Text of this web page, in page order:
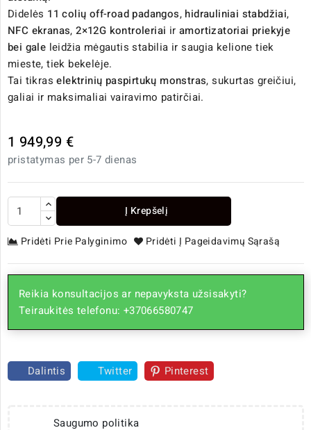
Didelės 11 colių off-road padangos, hidrauliniai stabdžiai,
NFC ekranas,2×12G kontroleriai iramortizatoriai priekyje
bei gale leidžia mėgautis stabilia ir saugia kelione tiek
mieste, tiek bekelėje.
Tai tikraselektrinių paspirtukų monstras, sukurtas greičiui,
galiai ir maksimaliai vairavimo patirčiai.
1 949,99 €
pristatymas per 5-7 dienas
Į Krepšelį
Pridėti Prie Palyginimo Pridėti Į Pageidavimų Sąrašą
Reikia konsultacijos ar nepavyksta užsisakyti?
Teiraukitės telefonu: +37066580747
Dalintis Twitter Pinterest
Saugumo politika